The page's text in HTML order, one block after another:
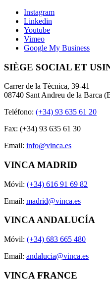
Instagram
Linkedin
Youtube
Vimeo
Google My Business
SIÈGE SOCIAL ET
Carrer de la Tècnica, 39-41
08740 Sant Andreu de la Barca
Teléfono: (+34) 93 635 61 20
Fax: (+34) 93 635 61 30
Email: info@vinca.es
VINCA MADRID
Móvil: (+34) 616 91 69 82
Email: madrid@vinca.es
VINCA ANDALUCÍA
Móvil: (+34) 683 665 480
Email: andalucia@vinca.es
VINCA FRANCE